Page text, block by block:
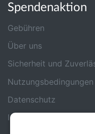
Spendenaktion
Gebühren
Über uns
Sicherheit und
Nutzungsbedingungen
Datenschutz
Impressum